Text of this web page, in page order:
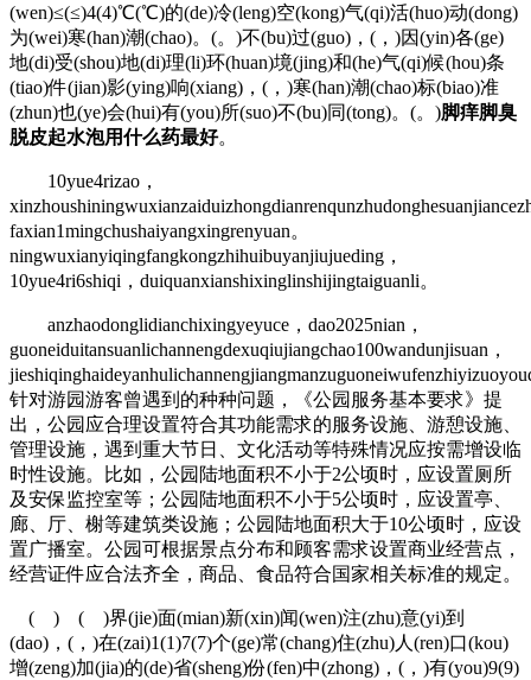
(wen)≤(≤)4(4)℃(℃)的(de)冷(leng)空(kong)气(qi)活(huo)动(dong)
为(wei)寒(han)潮(chao)。(。)不(bu)过(guo)，(，)因(yin)各(ge)
地(di)受(shou)地(di)理(li)环(huan)境(jing)和(he)气(qi)候(hou)条
(tiao)件(jian)影(ying)响(xiang)，(，)寒(han)潮(chao)标(biao)准
(zhun)也(ye)会(hui)有(you)所(suo)不(bu)同(tong)。(。)脚痒脚臭
脱皮起水泡用什么药最好。
10yue4rizao，
faxian1mingchushaiyangxingrenyuan。
ningwuxianyiqingfangkongzhihuibuyanjiujueding，
10yue4ri6shiqi，duiquanxianshixinglinshijingtaiguanli。
anzhaodonglidianchixingyeyuce，dao2025nian，
guoneiduitansuanlichannengdexuqiujiangchao100wandunjisuan，
针对游园游客曾遇到的种种问题，《公园服务基本要求》提
出，公园应合理设置符合其功能需求的服务设施、游憩设施、
管理设施，遇到重大节日、文化活动等特殊情况应按需增设临
时性设施。比如，公园陆地面积不小于2公顷时，应设置厕所
及安保监控室等；公园陆地面积不小于5公顷时，应设置亭、
廊、厅、榭等建筑类设施；公园陆地面积大于10公顷时，应设
置广播室。公园可根据景点分布和顾客需求设置商业经营点，
经营证件应合法齐全，商品、食品符合国家相关标准的规定。
( ) ( )界(jie)面(mian)新(xin)闻(wen)注(zhu)意(yi)到
(dao)，(，)在(zai)1(1)7(7)个(ge)常(chang)住(zhu)人(ren)口(kou)
增(zeng)加(jia)的(de)省(sheng)份(fen)中(zhong)，(，)有(you)9(9)